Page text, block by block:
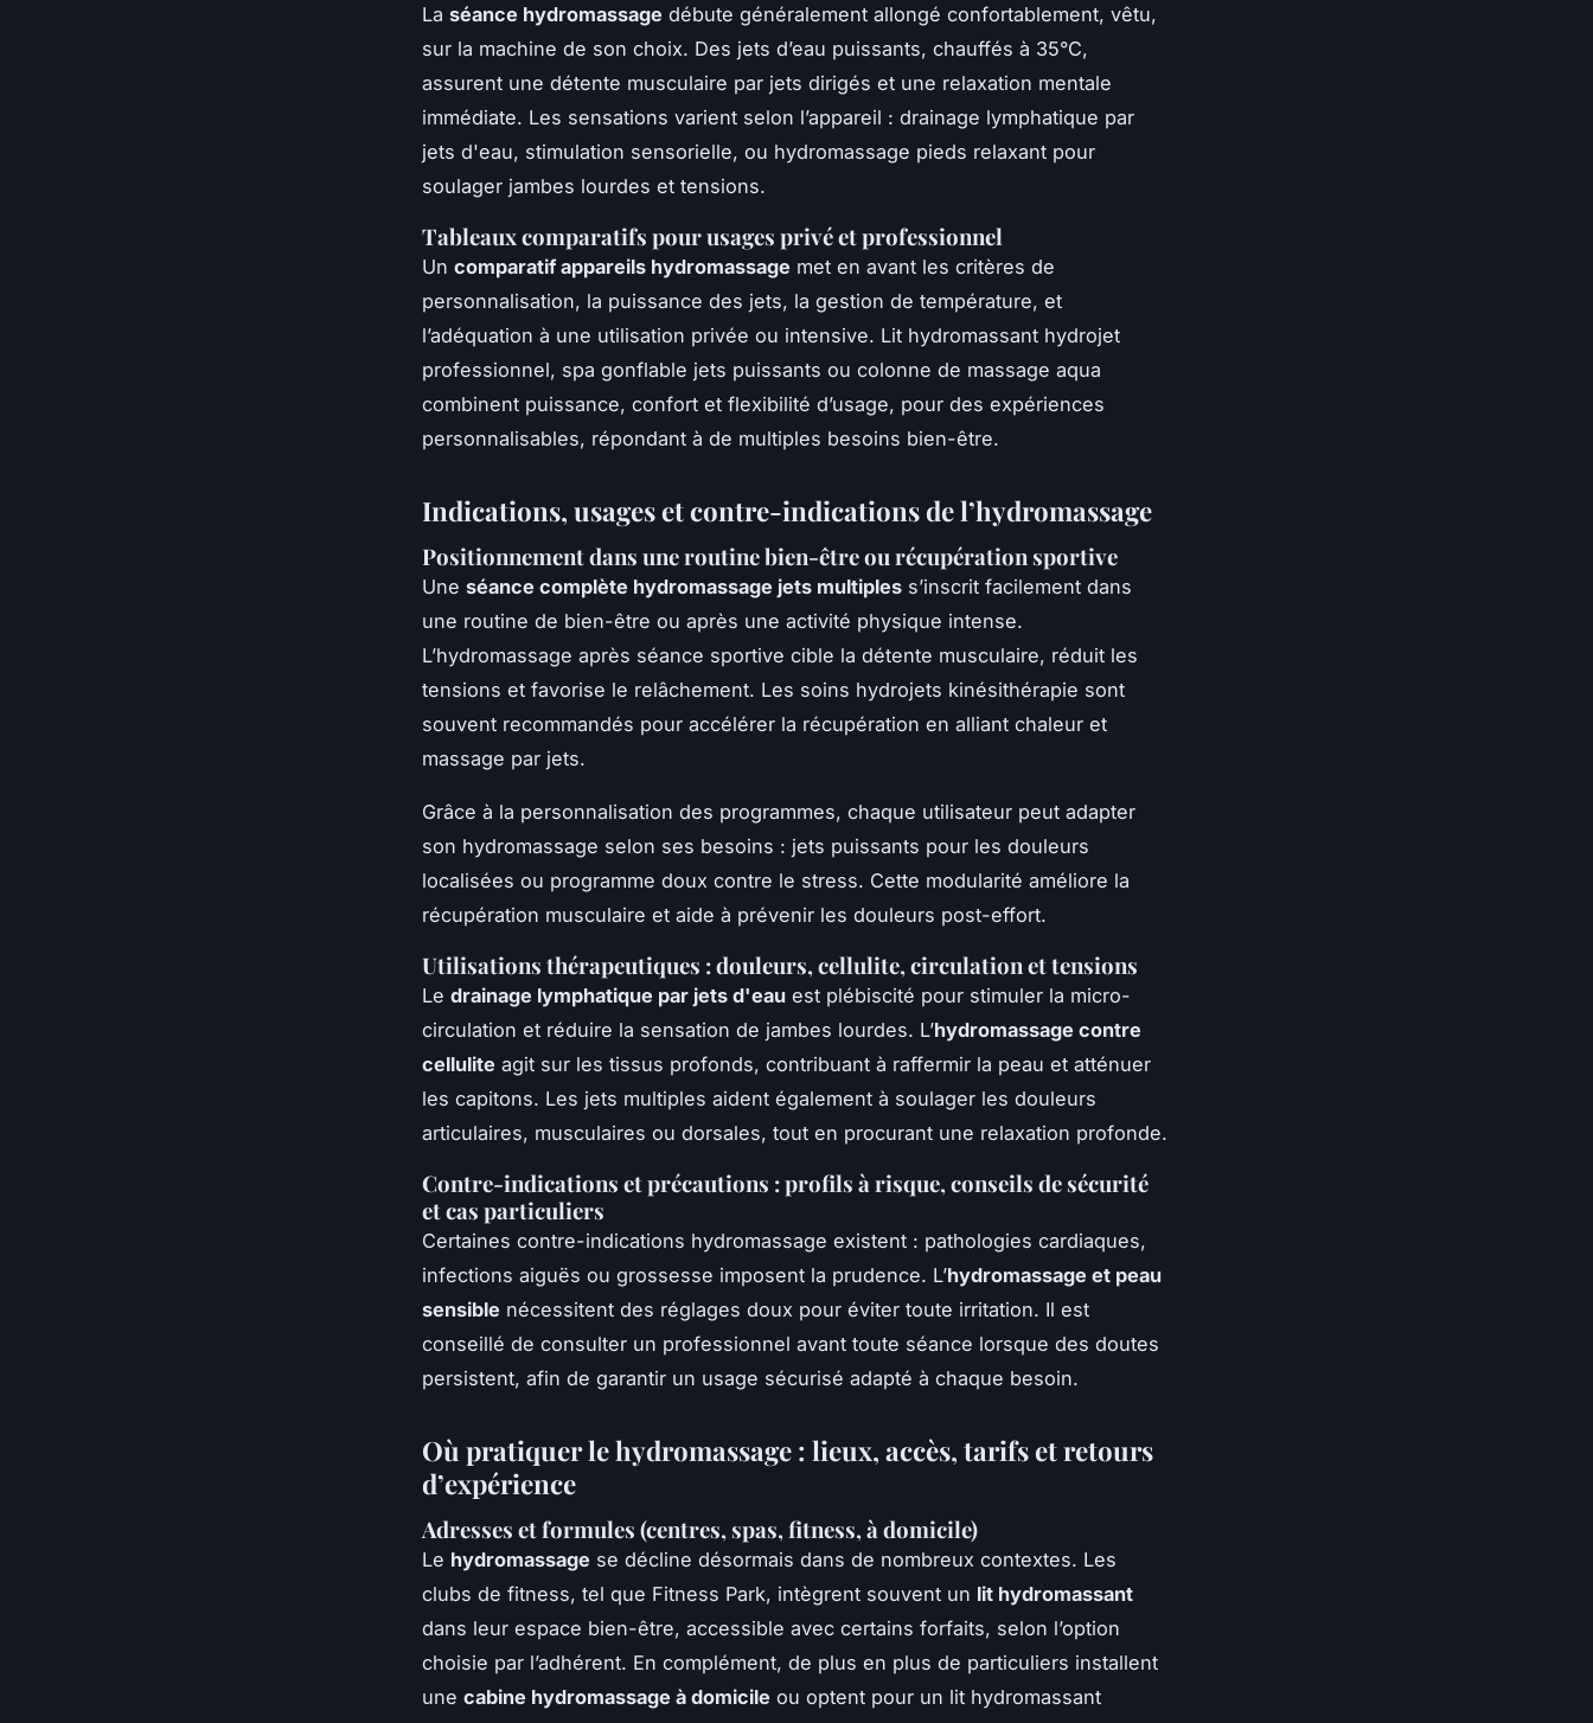
La séance hydromassage débute généralement allongé confortablement, vêtu,
sur la machine de son choix. Des jets d’eau puissants, chauffés à 35°C,
assurent une détente musculaire par jets dirigés et une relaxation mentale
immédiate. Les sensations varient selon l’appareil : drainage lymphatique par
jets d'eau, stimulation sensorielle, ou hydromassage pieds relaxant pour
soulager jambes lourdes et tensions.
Tableaux comparatifs pour usages privé et professionnel
Un comparatif appareils hydromassage met en avant les critères de
personnalisation, la puissance des jets, la gestion de température, et
l’adéquation à une utilisation privée ou intensive. Lit hydromassant hydrojet
professionnel, spa gonflable jets puissants ou colonne de massage aqua
combinent puissance, confort et flexibilité d’usage, pour des expériences
personnalisables, répondant à de multiples besoins bien-être.
Indications, usages et contre-indications de l’hydromassage
Positionnement dans une routine bien-être ou récupération sportive
Une séance complète hydromassage jets multiples s’inscrit facilement dans
une routine de bien-être ou après une activité physique intense.
L’hydromassage après séance sportive cible la détente musculaire, réduit les
tensions et favorise le relâchement. Les soins hydrojets kinésithérapie sont
souvent recommandés pour accélérer la récupération en alliant chaleur et
massage par jets.
Grâce à la personnalisation des programmes, chaque utilisateur peut adapter
son hydromassage selon ses besoins : jets puissants pour les douleurs
localisées ou programme doux contre le stress. Cette modularité améliore la
récupération musculaire et aide à prévenir les douleurs post-effort.
Utilisations thérapeutiques : douleurs, cellulite, circulation et tensions
Le drainage lymphatique par jets d'eau est plébiscité pour stimuler la micro-
circulation et réduire la sensation de jambes lourdes. L’hydromassage contre
cellulite agit sur les tissus profonds, contribuant à raffermir la peau et atténuer
les capitons. Les jets multiples aident également à soulager les douleurs
articulaires, musculaires ou dorsales, tout en procurant une relaxation profonde.
Contre-indications et précautions : profils à risque, conseils de sécurité
et cas particuliers
Certaines contre-indications hydromassage existent : pathologies cardiaques,
infections aiguës ou grossesse imposent la prudence. L’hydromassage et peau
sensible nécessitent des réglages doux pour éviter toute irritation. Il est
conseillé de consulter un professionnel avant toute séance lorsque des doutes
persistent, afin de garantir un usage sécurisé adapté à chaque besoin.
Où pratiquer le hydromassage : lieux, accès, tarifs et retours
d’expérience
Adresses et formules (centres, spas, fitness, à domicile)
Le hydromassage se décline désormais dans de nombreux contextes. Les
clubs de fitness, tel que Fitness Park, intègrent souvent un lit hydromassant
dans leur espace bien-être, accessible avec certains forfaits, selon l’option
choisie par l’adhérent. En complément, de plus en plus de particuliers installent
une cabine hydromassage à domicile ou optent pour un lit hydromassant